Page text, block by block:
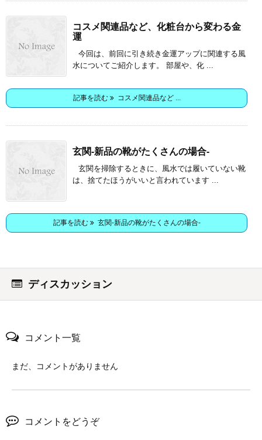
コスメ関連品など、化粧台から変わる金
運
今回は、前回に引き続き金運アップに関連する風
水についてご紹介します。 部屋や、化 ...
記事を読む コスメ関連品など ...
玄関-新品の靴がたくさんの場合-
玄関を掃除するときに、風水では履いていない靴
は、捨てたほうがいいと言われています ...
記事を読む 玄関-新品の靴がたくさんの場合-
ディスカッション
コメント一覧
まだ、コメントがありません
コメントをどうぞ